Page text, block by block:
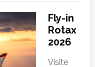
Fly-in
Rotax
2026
Visite